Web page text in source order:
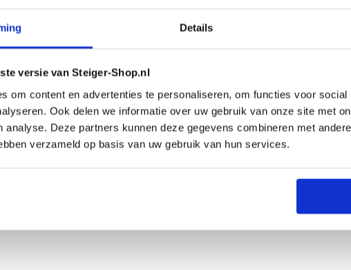
Details
versie van Steiger-Shop.nl
om content en advertenties te personaliseren, om functies voor
Ook delen we informatie over uw gebruik van onze site met
analyse. Deze partners kunnen deze gegevens combineren met
verzameld op basis van uw gebruik van hun services.